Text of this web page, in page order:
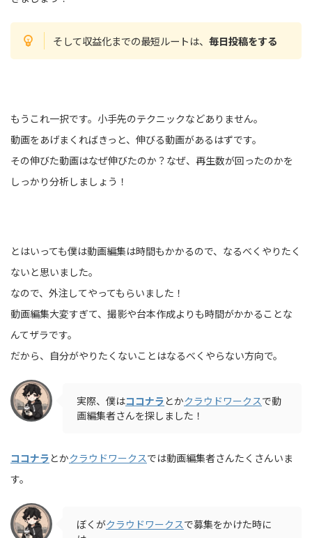
そして収益化までの最短ルートは、毎日投稿をする
もうこれ一択です。小手先のテクニックなどありません。
動画をあげまくればきっと、伸びる動画があるはずです。
その伸びた動画はなぜ伸びたのか？なぜ、再生数が回ったのかを
しっかり分析しましょう！
とはいっても僕は動画編集は時間もかかるので、なるべくやりたく
ないと思いました。
なので、外注してやってもらいました！
動画編集大変すぎて、撮影や台本作成よりも時間がかかることな
んてザラです。
だから、自分がやりたくないことはなるべくやらない方向で。
実際、僕はココナラとかクラウドワークスで動
画編集者さんを探しました！
ココナラとかクラウドワークスでは動画編集者さんたくさんいま
す。
ぼくがクラウドワークスで募集をかけた時に